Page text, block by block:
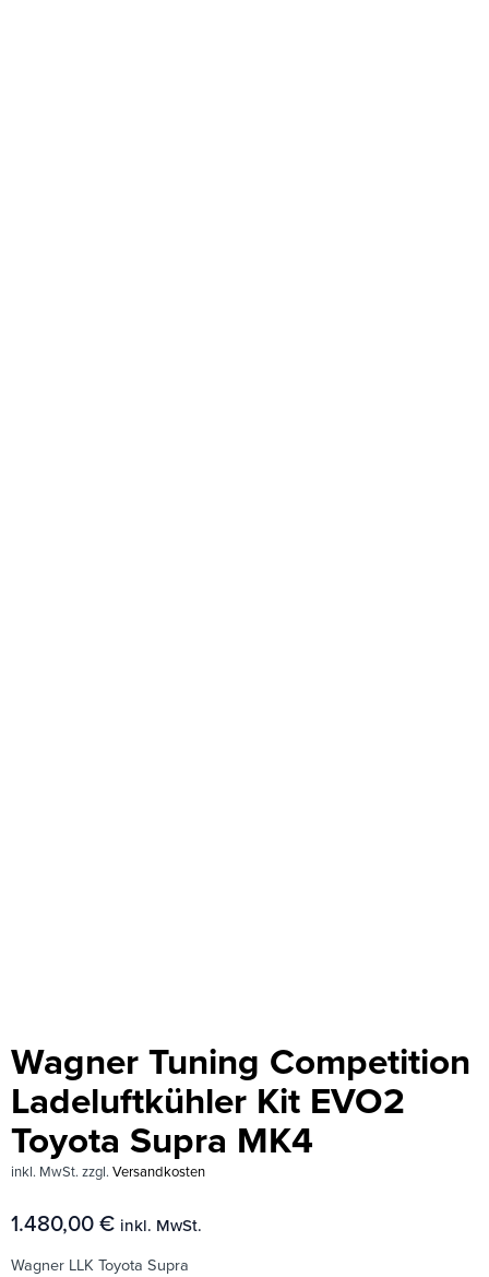
Wagner Tuning Competition
Ladeluftkühler Kit EVO2
Toyota Supra MK4
inkl. MwSt. zzgl. Versandkosten
1.480,00 € inkl. MwSt.
Wagner LLK Toyota Supra